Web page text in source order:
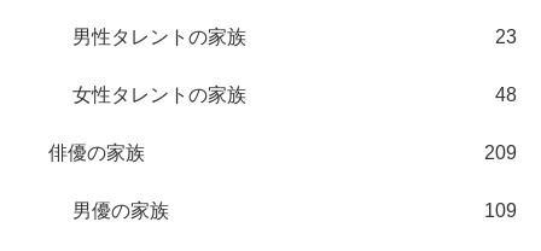
男性タレントの家族 23
女性タレントの家族 48
俳優の家族 209
男優の家族 109